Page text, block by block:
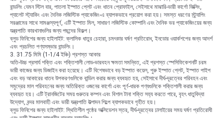
বান্ডলিং যেমন স্টিল বার, পাতলা ইস্পাত প্লেট এবং ধাতব প্রোফাইল, সেইসাথে মাঝারি-ভারী কার্গো ফিক্সিং,
প্যালেট স্ট্যাকিং এবং দৈনিক লজিস্টিক প্যাকেজিং-এ ব্যাপকভাবে প্রয়োগ করা হয়। সমস্ত ধরণের স্ট্র্যাপিং
সরঞ্জামের সাথে সামঞ্জস্যপূর্ণ, এটি ইস্পাত মিল, সাধারণ লজিস্টিক কোম্পানি এবং দৈনিক ভর প্যাকেজিংয়ের জন্য
যন্ত্রপাতি কারখানাগুলির জন্য পছন্দের বিকল্প।
ব্লুড ফিনিশের জন্য হাইলাইট: ক্লাসিক ধাতুর চেহারা, চমৎকার ঘর্ষণ প্রতিরোধ, ইনডোর ওয়ার্কশপের জন্য আদর্শ
এবং প্রচলিত পণ্যসম্ভার বান্ডলিং।
3. 31.75 মিমি (1-1/4 ইঞ্চি) প্রশস্ত আকার
অতি-উচ্চ প্রসার্য শক্তি এবং শক্তিশালী লোড-ভারবহন ক্ষমতা সমন্বিত, এই প্রশস্ত স্পেসিফিকেশনটি চরম
ভারী কাজের জন্য ডিজাইন করা হয়েছে। এটি বিশেষভাবে বড় ইস্পাত কয়েল, পুরু ইস্পাত প্লেট, ইস্পাত পাইপ
এবং বড় আকারের ধাতব উপকরণগুলিকে বান্ডিল করার জন্য ব্যবহৃত হয়, সেইসাথে দীর্ঘ-দূরত্বের পরিবহন এবং
সমুদ্রের মাল পরিবহনের জন্য অতিরিক্ত ওজনের কার্গো এবং পূর্ণ-ধারক পণ্যগুলিকে শক্তিশালী করার জন্য
ব্যবহৃত হয়। এটি ট্রানজিটের সময় গুরুতর কম্পন এবং বিশাল টানা শক্তি সহ্য করতে পারে, বৃহৎ ধাতুবিদ্যা
উদ্যোগ, বন্দর মালবাহী এবং ভারী যন্ত্রপাতি উত্পাদন শিল্পে ব্যাপকভাবে গৃহীত হয়।
ব্লুড ফিনিশের জন্য হাইলাইট: স্থিতিশীল পৃষ্ঠের অক্সিডেশন স্তর, দীর্ঘ-দূরত্বের ঢালাইয়ের সময় ঘর্ষণ প্রতিরোধী